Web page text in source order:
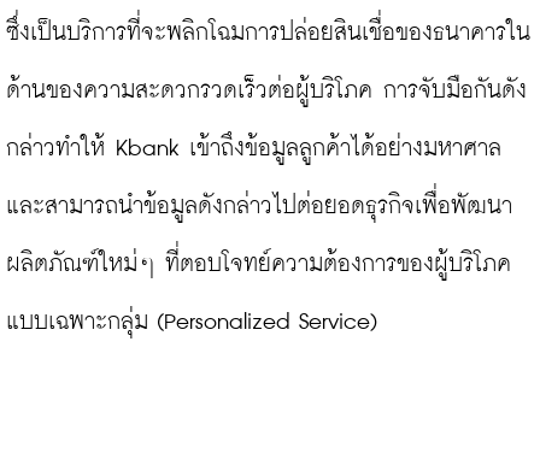
ซึ่งเป็นบริการที่จะพลิกโฉมการปล่อยสินเชื่อของธนาคารใน
ด้านของความสะดวกรวดเร็วต่อผู้บริโภค การจับมือกันดัง
กล่าวทำให้ Kbank เข้าถึงข้อมูลลูกค้าได้อย่างมหาศาล
และสามารถนำข้อมูลดังกล่าวไปต่อยอดธุรกิจเพื่อพัฒนา
ผลิตภัณฑ์ใหม่ๆ ที่ตอบโจทย์ความต้องการของผู้บริโภค
แบบเฉพาะกลุ่ม (Personalized Service)